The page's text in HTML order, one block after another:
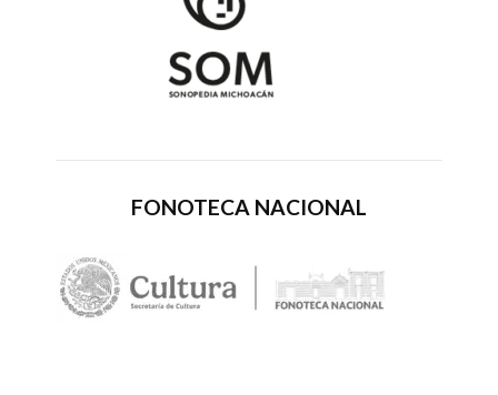
FONOTECA NACIONAL